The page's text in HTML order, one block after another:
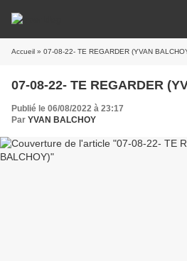
Accueil » 07-08-22- TE REGARDER (YVAN
07-08-22- TE REGARDER
Publié le 06/08/2022 à 23:17
Par YVAN BALCHOY